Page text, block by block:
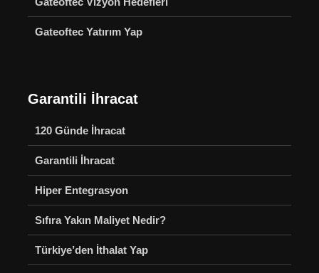
Gateoftec Yatırım Yap
Garantili İhracat
120 Günde İhracat
Garantili İhracat
Hiper Entegrasyon
Sıfıra Yakın Maliyet Nedir?
Türkiye’den İthalat Yap